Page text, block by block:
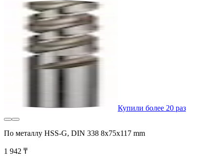
Купили более 20 раз
По металлу HSS-G, DIN 338 8x75x117 mm
1 942 ₸